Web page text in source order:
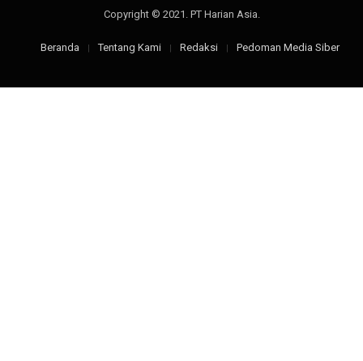
Copyright © 2021. PT Harian Asia.
Beranda Tentang Kami Redaksi Pedoman Media Siber